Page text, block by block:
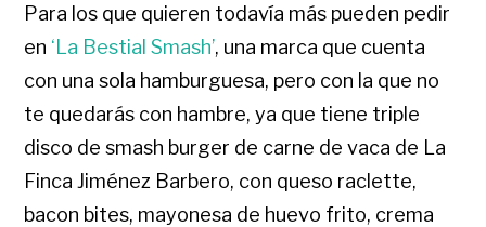
Para los que quieren todavía más pueden pedir
en ‘La Bestial Smash’, una marca que cuenta
con una sola hamburguesa, pero con la que no
te quedarás con hambre, ya que tiene triple
disco de smash burger de carne de vaca de La
Finca Jiménez Barbero, con queso raclette,
bacon bites, mayonesa de huevo frito, crema